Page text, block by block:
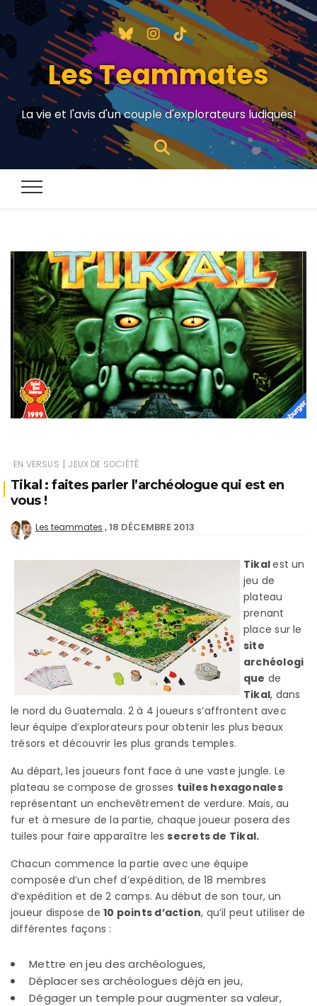
Les Teammates
La vie et l'avis d'un couple d'explorateurs ludiques!
EN VERSUS | JEUX DE SOCIÉTÉ
Tikal : faites parler l’archéologue qui est en
vous !
Les teammates 18 DÉCEMBRE 2013
Tikalest un
jeu de
plateau
prenant
place sur le
site
archéologi
que de
Tikal, dans
le nord du Guatemala. 2 à 4 joueurs s’affrontent avec
leur équipe d’explorateurs pour obtenir les plus beaux
trésors et découvrir les plus grands temples.
Au départ, les joueurs font face à une vaste jungle. Le
plateau se compose de grosses tuiles hexagonales
représentant un enchevêtrement de verdure. Mais, au
fur et à mesure de la partie, chaque joueur posera des
tuiles pour faire apparaître lessecrets de Tikal.
Chacun commence la partie avec une équipe
composée d’un chef d’expédition, de 18 membres
d’expédition et de 2 camps. Au début de son tour, un
joueur dispose de10 points d’action, qu’il peut utiliser de
différentes façons :
Mettre en jeu des archéologues,
Déplacer ses archéologues déjà en jeu,
Dégager un temple pour augmenter sa valeur,